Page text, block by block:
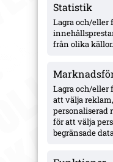
Statistik
Lagra och/
från olika källor.
Lagra och/eller
att välja
personaliserad
för att välja
begränsade